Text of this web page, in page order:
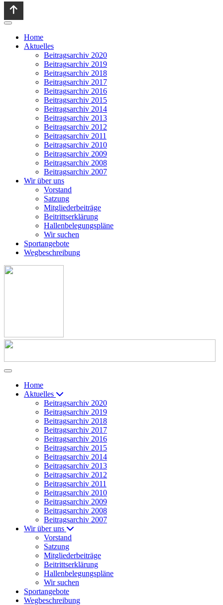
Home
Aktuelles
Beitragsarchiv 2020
Beitragsarchiv 2019
Beitragsarchiv 2018
Beitragsarchiv 2017
Beitragsarchiv 2016
Beitragsarchiv 2015
Beitragsarchiv 2014
Beitragsarchiv 2013
Beitragsarchiv 2012
Beitragsarchiv 2011
Beitragsarchiv 2010
Beitragsarchiv 2009
Beitragsarchiv 2008
Beitragsarchiv 2007
Wir über uns
Vorstand
Satzung
Mitgliederbeiträge
Beitrittserklärung
Hallenbelegungspläne
Wir suchen
Sportangebote
Wegbeschreibung
Home
Aktuelles
Beitragsarchiv 2020
Beitragsarchiv 2019
Beitragsarchiv 2018
Beitragsarchiv 2017
Beitragsarchiv 2016
Beitragsarchiv 2015
Beitragsarchiv 2014
Beitragsarchiv 2013
Beitragsarchiv 2012
Beitragsarchiv 2011
Beitragsarchiv 2010
Beitragsarchiv 2009
Beitragsarchiv 2008
Beitragsarchiv 2007
Wir über uns
Vorstand
Satzung
Mitgliederbeiträge
Beitrittserklärung
Hallenbelegungspläne
Wir suchen
Sportangebote
Wegbeschreibung